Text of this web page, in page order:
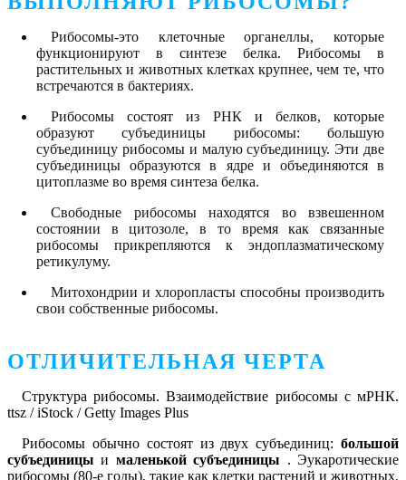
Рибосомы-это клеточные органеллы, которые
функционируют в синтезе белка. Рибосомы в
растительных и животных клетках крупнее, чем те, что
встречаются в бактериях.
Рибосомы состоят из РНК и белков, которые
образуют субъединицы рибосомы: большую
субъединицу рибосомы и малую субъединицу. Эти две
субъединицы образуются в ядре и объединяются в
цитоплазме во время синтеза белка.
Свободные рибосомы находятся во взвешенном
состоянии в цитозоле, в то время как связанные
рибосомы прикрепляются к эндоплазматическому
ретикулуму.
Митохондрии и хлоропласты способны производить
свои собственные рибосомы.
ОТЛИЧИТЕЛЬНАЯ ЧЕРТА
Структура рибосомы. Взаимодействие рибосомы с мРНК.
ttsz / iStock / Getty Images Plus
Рибосомы обычно состоят из двух субъединиц: большой
субъединицы и маленькой субъединицы . Эукаротические
рибосомы (80-е годы), такие как клетки растений и животных,